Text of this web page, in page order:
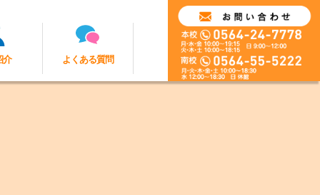
介 よくある質問